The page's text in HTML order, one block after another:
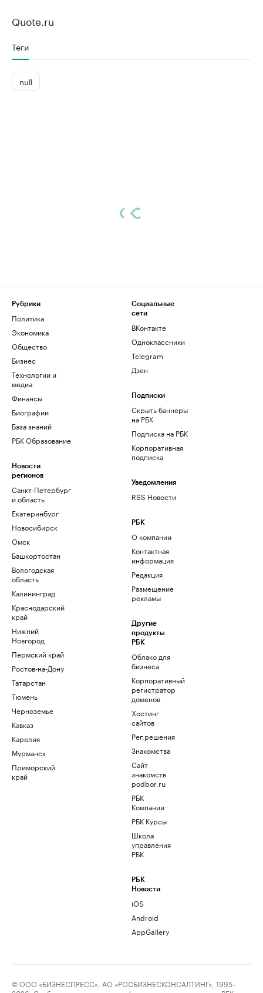
Quote.ru
Теги
null
Рубрики
Политика
Экономика
Общество
Бизнес
Технологии и
медиа
Финансы
Биографии
База знаний
РБК Образование
Новости
регионов
Санкт-Петербург
и область
Екатеринбург
Новосибирск
Омск
Башкортостан
Вологодская
область
Калининград
Краснодарский
край
Нижний
Новгород
Пермский край
Ростов-на-Дону
Татарстан
Тюмень
Черноземье
Кавказ
Карелия
Мурманск
Приморский
край
Социальные
сети
ВКонтакте
Одноклассники
Telegram
Дзен
Подписки
Скрыть баннеры
на РБК
Подписка на РБК
Корпоративная
подписка
Уведомления
RSS Новости
РБК
О компании
Контактная
информация
Редакция
Размещение
рекламы
Другие
продукты
РБК
Облако для
бизнеса
Корпоративный
регистратор
доменов
Хостинг
сайтов
Рег.решения
Знакомства
Сайт
знакомств
podbor.ru
РБК
Компании
РБК Курсы
Школа
управления
РБК
РБК
Новости
iOS
Android
AppGallery
© ООО «БИЗНЕСПРЕСС», АО «РОСБИЗНЕСКОНСАЛТИНГ», 1995–